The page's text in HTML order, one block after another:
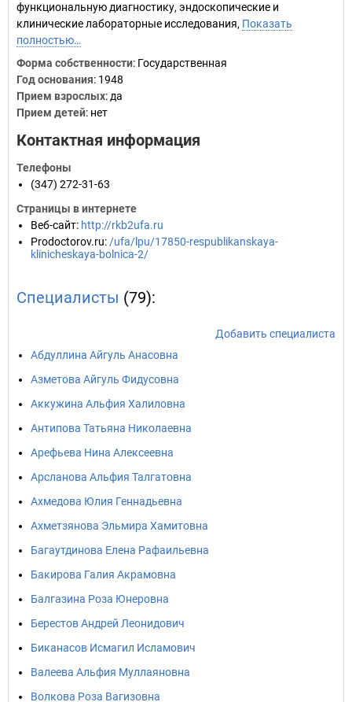
функциональную диагностику, эндоскопические и
клинические лабораторные исследования, Показать
полностью…
Форма собственности: Государственная
Год основания: 1948
Прием взрослых: да
Прием детей: нет
Контактная информация
Телефоны
(347) 272-31-63
Страницы в интернете
Веб-сайт: http://rkb2ufa.ru
Prodoctorov.ru: /ufa/lpu/17850-respublikanskaya-
klinicheskaya-bolnica-2/
Специалисты (79):
Добавить специалиста
Абдуллина Айгуль Анасовна
Азметова Айгуль Фидусовна
Аккужина Альфия Халиловна
Антипова Татьяна Николаевна
Арефьева Нина Алексеевна
Арсланова Альфия Талгатовна
Ахмедова Юлия Геннадьевна
Ахметзянова Эльмира Хамитовна
Багаутдинова Елена Рафаильевна
Бакирова Галия Акрамовна
Балгазина Роза Юнеровна
Берестов Андрей Леонидович
Биканасов Исмагил Исламович
Валеева Альфия Муллаяновна
Волкова Роза Вагизовна